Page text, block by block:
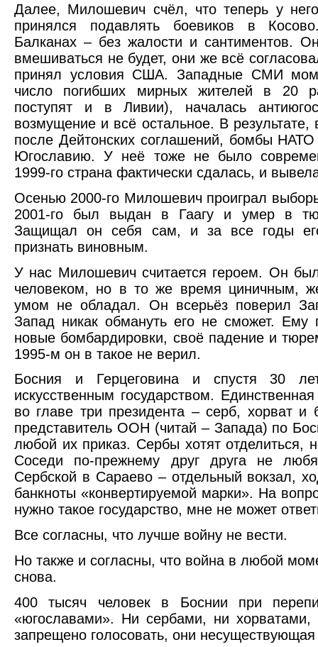
Далее, Милошевич счёл, что теперь у
принялся подавлять боевиков в
Балканах – без жалости и сантиментов.
вмешиваться не будет, они же всё
принял условия США. Западные СМИ
число погибших мирных жителей в 20
поступят и в Ливии), началась
возмущение и всё остальное. В результате,
после Дейтонских соглашений, бомбы
Югославию. У неё тоже не было
1999-го страна фактически сдалась, и
Осенью 2000-го Милошевич проиграл
2001-го был выдан в Гаагу и умер в
Защищал он себя сам, и за все годы
признать виновным.
У нас Милошевич считается героем. Он
человеком, но в то же время циничным,
умом не обладал. Он всерьёз поверил
Запад никак обмануть его не сможет. Ему
новые бомбардировки, своё падение и
1995-м он в такое не верил.
Босния и Герцеговина и спустя 30
искусственным государством.
во главе три президента – серб, хорват и
представитель ООН (читай – Запада) по
любой их приказ. Сербы хотят отделиться,
Соседи по-прежнему друг друга не
Сербской в Сараево – отдельный вокзал,
банкноты «конвертируемой марки». На
нужно такое государство, мне не может
Все согласны, что лучше войну не вести.
Но также и согласны, что война в любой
снова.
400 тысяч человек в Боснии при
«югославами». Ни сербами, ни
запрещено голосовать, они